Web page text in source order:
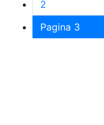
2
Pagina 3